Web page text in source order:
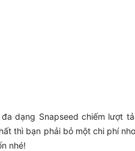
dạng Snapseed chiếm lượt
thì bạn phải bỏ một chi phí
nhé!